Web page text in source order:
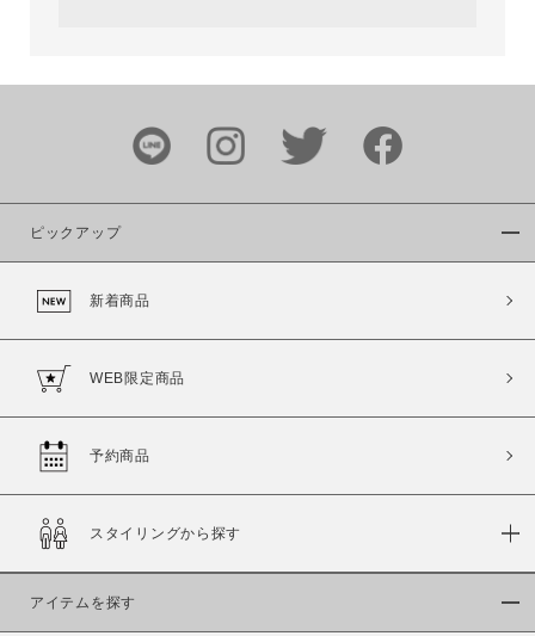
ブランド
カラー
商品タイプ
ピックアップ
新着商品
WEB限定商品
予約商品
スタイリングから探す
アイテムを探す